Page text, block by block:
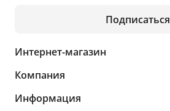
Подписаться
Интернет-магазин
Компания
Информация